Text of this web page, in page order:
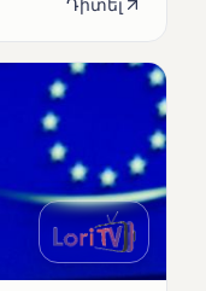
Դիտել